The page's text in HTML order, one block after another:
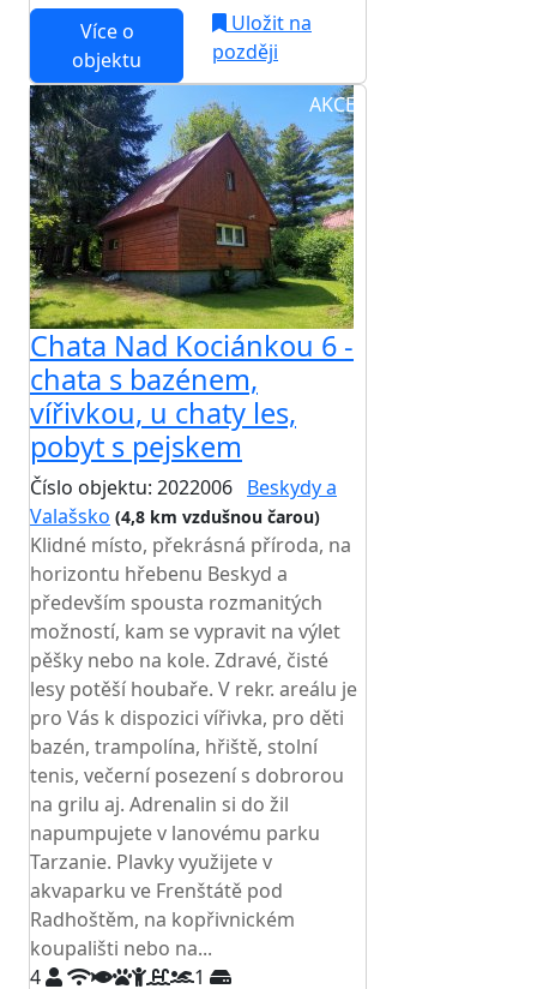
Více o
objektu
Uložit na
později
AKCE
Chata Nad Kociánkou 6 -
chata s bazénem,
vířivkou, u chaty les,
pobyt s pejskem
Číslo objektu: 2022006 Beskydy a
Valašsko (4,8 km vzdušnou čarou)
Klidné místo, překrásná příroda, na
horizontu hřebenu Beskyd a
především spousta rozmanitých
možností, kam se vypravit na výlet
pěšky nebo na kole. Zdravé, čisté
lesy potěší houbaře. V rekr. areálu je
pro Vás k dispozici vířivka, pro děti
bazén, trampolína, hřiště, stolní
tenis, večerní posezení s dobrorou
na grilu aj. Adrenalin si do žil
napumpujete v lanovému parku
Tarzanie. Plavky využijete v
akvaparku ve Frenštátě pod
Radhoštěm, na kopřivnickém
koupališti nebo na...
4
1